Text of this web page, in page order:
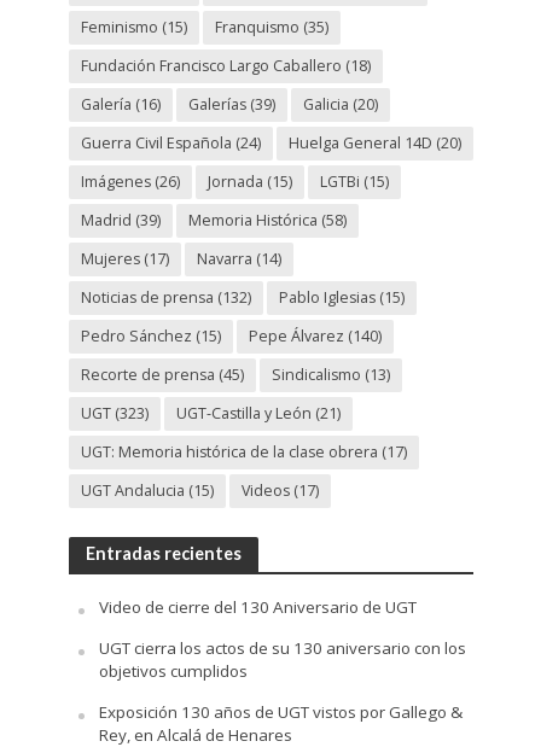
Feminismo (15) Franquismo (35)
Fundación Francisco Largo Caballero (18)
Galería (16) Galerías(39) Galicia (20)
Guerra Civil Española (24) Huelga General 14D (20)
Imágenes(26) Jornada (15) LGTBi (15)
Madrid (39) Memoria Histórica (58)
Mujeres(17) Navarra (14)
Noticias de prensa (132) Pablo Iglesias(15)
Pedro Sánchez (15) Pepe Álvarez (140)
Recorte de prensa (45) Sindicalismo (13)
UGT(323) UGT-Castilla y León (21)
UGT: Memoria histórica de la clase obrera (17)
UGT Andalucia (15) Videos(17)
Entradas recientes
Video de cierre del 130 Aniversario de UGT
UGT cierra los actos de su 130 aniversario con los
objetivos cumplidos
Exposición 130 años de UGT vistos por Gallego &
Rey, en Alcalá de Henares